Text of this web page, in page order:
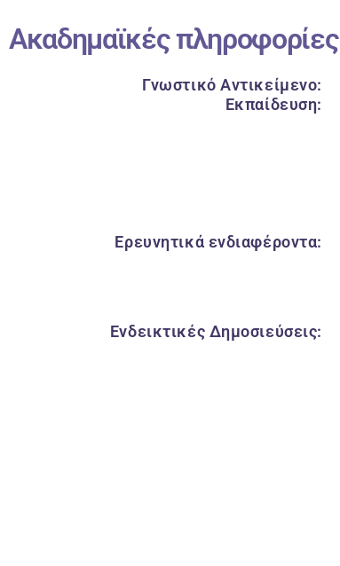
Ακαδημαϊκές πληροφορίες
Γνωστικό Αντικείμενο:
Εκπαίδευση:
Ερευνητικά ενδιαφέροντα:
Ενδεικτικές Δημοσιεύσεις: